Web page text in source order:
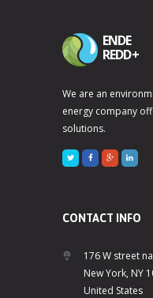
ENDE
REDD+
We are an
energy company
solutions.
CONTACT INFO
176 W street
New York, NY
United States